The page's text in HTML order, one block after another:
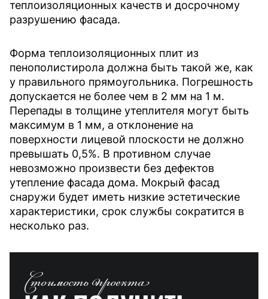
теплоизоляционных качеств и досрочному
разрушению фасада.
Форма теплоизоляционных плит из
пенополистирола должна быть такой же, как
у правильного прямоугольника. Погрешность
допускается не более чем в 2 мм на 1 м.
Перепады в толщине утеплителя могут быть
максимум в 1 мм, а отклонение на
поверхности лицевой плоскости не должно
превышать 0,5%. В противном случае
невозможно произвести без дефектов
утепление фасада дома. Мокрый фасад
снаружи будет иметь низкие эстетические
характеристики, срок службы сократится в
несколько раз.
Стоимость проекта